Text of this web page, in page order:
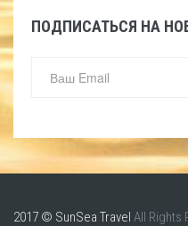
ПОДПИСАТЬСЯ НА
2017 © SunSea Travel All Rights